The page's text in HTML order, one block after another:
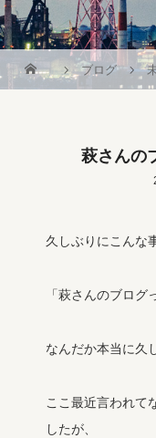
ブログ
萩さんの
久しぶりにこんな
「萩さんのブログ
なんだか本当に久
ここ最近言われて
したが、